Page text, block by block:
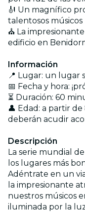
🎻 Un magnífico
talentosos músicos
⛪ La
edificio en
Información
📍 Lugar: un lugar
📅 Fecha y hora:
⏳ Duración: 60
👤 Edad: a partir de
deberán acudir
Descripción
La serie mundial
los lugares más
Adéntrate en un
la impresionante
nuestros músicos
iluminada por la